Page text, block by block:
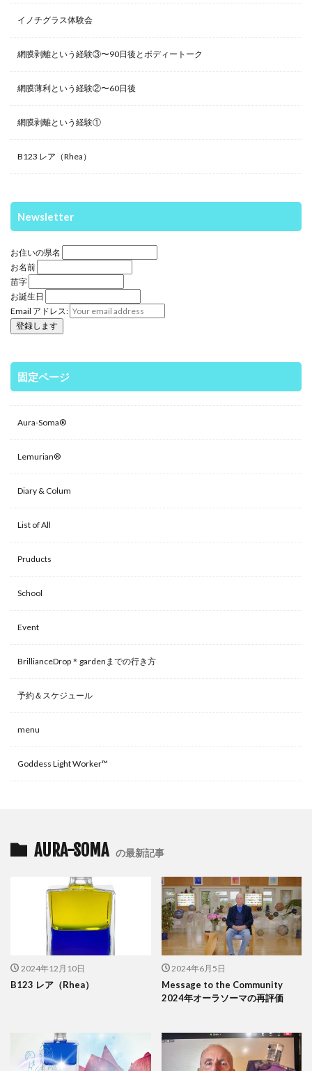
イノチグラス体験会
網膜剥離という経験③〜90日後とボディートーク
網膜薄利という経験②〜60日後
網膜剥離という経験①
B123 レア（Rhea）
Newsletter
お住いの県名
お名前
苗字
お誕生日
Email アドレス:
固定ページ
Aura-Soma®
Lemurian®
Diary & Colum
List of All
Pruducts
School
Event
BrillianceDrop＊gardenまでの行き方
予約＆スケジュール
menu
Goddess Light Worker™
AURA-SOMA の最新記事
2024年12月10日
B123 レア（Rhea）
2024年6月5日
Message to the Community
2024年オーラソーマの再評価